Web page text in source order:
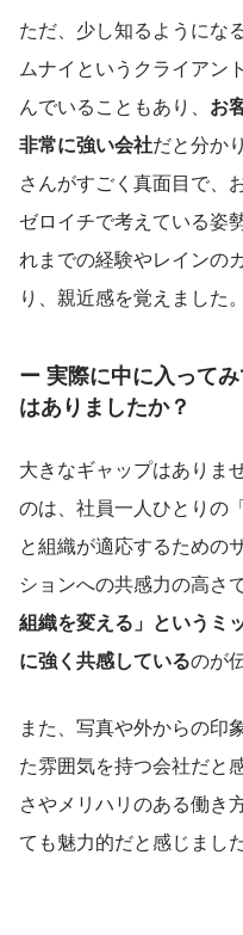
ただ、少し知るようにな
ムナイというクライアン
んでいることもあり、 お
非常に強い会社だと分か
さんがすごく真面目で、
ゼロイチで考えている姿
れまでの経験やレインの
り、親近感を覚えました。
ー 実際に中に入って
はありましたか？
大きなギャップはありま
のは、社員一人ひとりの
と組織が適応するための
ションへの共感力の高さで
組織を変える」というミ
に強く共感しているのが
また、写真や外からの印
た雰囲気を持つ会社だと
さやメリハリのある働き
ても魅力的だと感じました